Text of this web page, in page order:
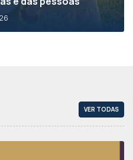
VER TODAS